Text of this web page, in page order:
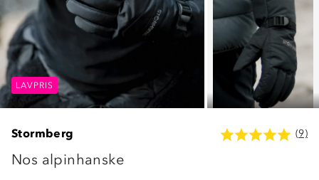
LAVPRIS LAVPRIS
LAVPRIS
Stormberg (9)
Nos alpinhanske